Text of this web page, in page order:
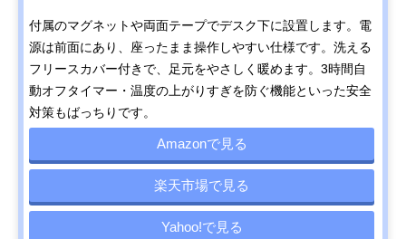
付属のマグネットや両面テープでデスク下に設置します。電
源は前面にあり、座ったまま操作しやすい仕様です。洗える
フリースカバー付きで、足元をやさしく暖めます。3時間自
動オフタイマー・温度の上がりすぎを防ぐ機能といった安全
対策もばっちりです。
Amazonで見る
楽天市場で見る
Yahoo!で見る